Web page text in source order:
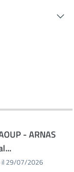
- ARNAS
il 29/07/2026